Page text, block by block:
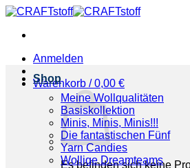
Zum
springen
Anmelden
Warenkorb /0,00 €
Es befinden sich keine
Shop
Meine Wollqualitäten
Basiskollektion
Minis, Minis, Minis!!!
Die fantastischen Fünf
Yarn Candies
Wollige Dreamteams